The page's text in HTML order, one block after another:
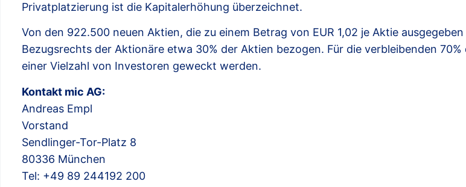
Privatplatzierung ist die Kapitalerhöhung überzeichnet.
Von den 922.500 neuen Aktien, die zu einem Betrag von EUR 1,02 je Aktie
Bezugsrechts der Aktionäre etwa 30% der Aktien bezogen. Für die verbleibenden
einer Vielzahl von Investoren geweckt werden.
Kontakt mic AG:
Andreas Empl
Vorstand
Sendlinger-Tor-Platz 8
80336 München
Tel: +49 89 244192 200